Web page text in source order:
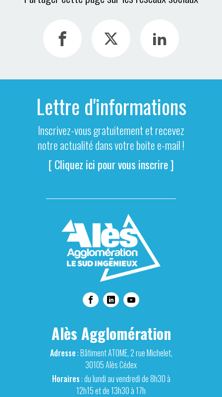
Lettre d'informations
Inscrivez-vous gratuitement et recevez
notre actualité dans votre boite e-mail !
[ Cliquez ici pour vous inscrire ]
Alès Agglomération
Adresse: Bâtiment ATOME, 2 rue Michelet,
30105 Alès Cédex
Horaires: du lundi au vendredi de 8h30 à
12h15 et de 13h30 à 17h